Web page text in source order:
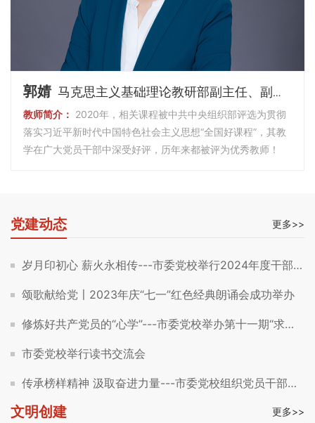
郭婧 马克思主义基础理论教研部副主任、副教授
教师简介： 2020年，相关课程被中共中央组织部评选为贯彻
落实习近平新时代中国特色社会主义思想“全国好课程”，其教
学在广大党员干部中深受好评，历年来都被评为优秀教师！
党建动态 更多>>
岁月印初心 薪火永相传---市委党校举行2024年度干部荣誉退休仪式
颂歌献给党〡2023年庆“七一”红色经典朗诵会成功举办
修炼好共产党员的“心学”---市委党校举办第十一期“求是讲堂”
市委党校举行读书交流会
传承榜样精神 汲取奋进力量---市委党校组织党员干部参观红旗展览馆
文明创建 更多>>